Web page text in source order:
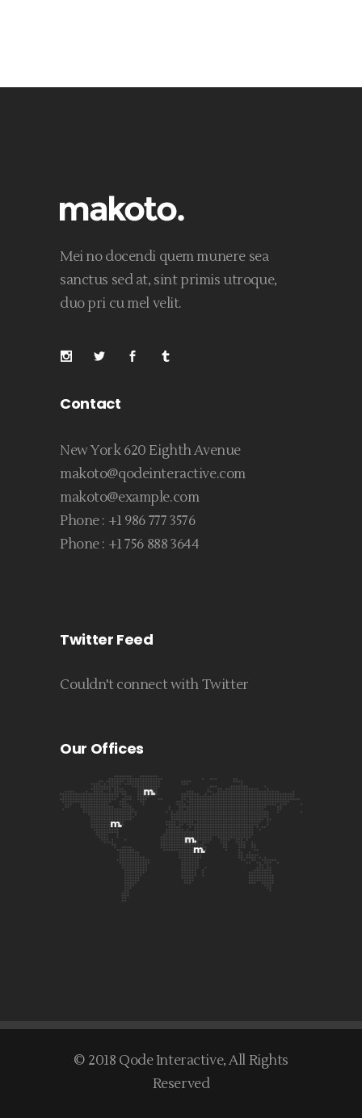
Mei no docendi quem munere sea
sanctus sed at, sint primis utroque,
duo pri cu mel velit.
Contact
New York 620 Eighth Avenue
makoto@qodeinteractive.com
makoto@example.com
Phone : +1 986 777 3576
Phone : +1 756 888 3644
Twitter Feed
Couldn't connect with Twitter
Our Offices
© 2018 Qode Interactive, All Rights
Reserved